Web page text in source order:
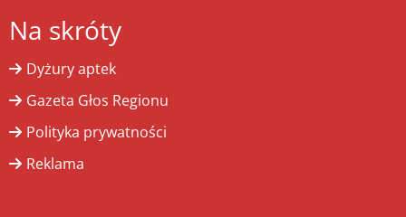
Na skróty
Dyżury aptek
Gazeta Głos Regionu
Polityka prywatności
Reklama